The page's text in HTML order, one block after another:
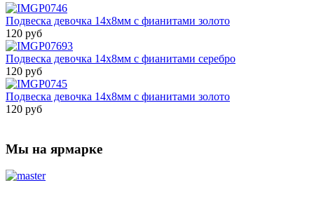
Подвеска девочка 14х8мм с фианитами золото
120 руб
Подвеска девочка 14х8мм с фианитами серебро
120 руб
Подвеска девочка 14х8мм с фианитами золото
120 руб
Мы на ярмарке